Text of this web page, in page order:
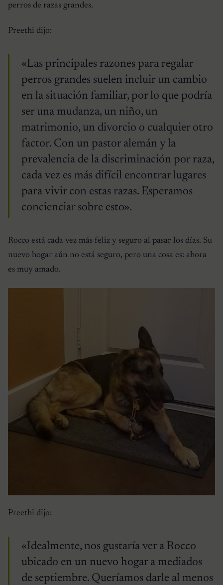
perros de razas grandes.
Preethi dijo:
«Las principales razones para regalar
perros grandes suelen incluir un cambio
en la situación familiar, por lo que podría
ser una mudanza, un niño, un
matrimonio, un divorcio o cualquier otro
factor. Con un pastor alemán y la
prevalencia de la discriminación por raza,
cada vez es más difícil encontrar lugares
para vivir con estas razas. Esperamos
concienciar sobre esto».
Rocco está cada vez más feliz y seguro al pasar los días. Su
nuevo hogar aún no está seguro, pero una cosa es: ahora
es muy amado.
Preethi dijo:
«Idealmente, nos gustaría ver a Rocco
ubicado en un nuevo hogar a mediados
de septiembre. Queríamos darle al menos